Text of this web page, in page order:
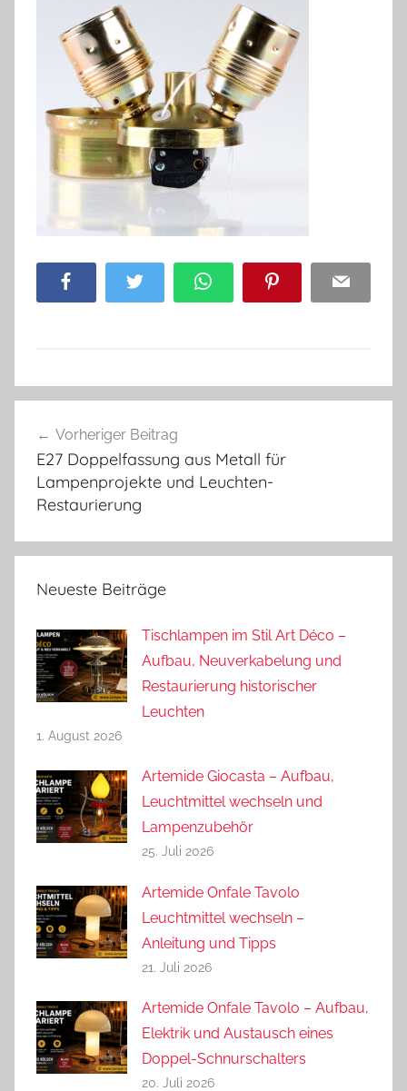
Facebook Twitter WhatsApp Pinterest Email
Vorheriger Beitrag
E27 Doppelfassung aus Metall für
Lampenprojekte und Leuchten-
Restaurierung
Neueste Beiträge
Tischlampen im Stil Art Déco –
Aufbau, Neuverkabelung und
Restaurierung historischer
Leuchten
1. August 2026
Artemide Giocasta – Aufbau,
Leuchtmittel wechseln und
Lampenzubehör
25. Juli 2026
Artemide Onfale Tavolo
Leuchtmittel wechseln –
Anleitung und Tipps
21. Juli 2026
Artemide Onfale Tavolo – Aufbau,
Elektrik und Austausch eines
Doppel-Schnurschalters
20. Juli 2026